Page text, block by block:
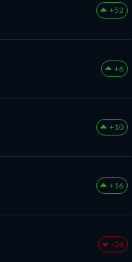
+52
+6
+10
+16
-36